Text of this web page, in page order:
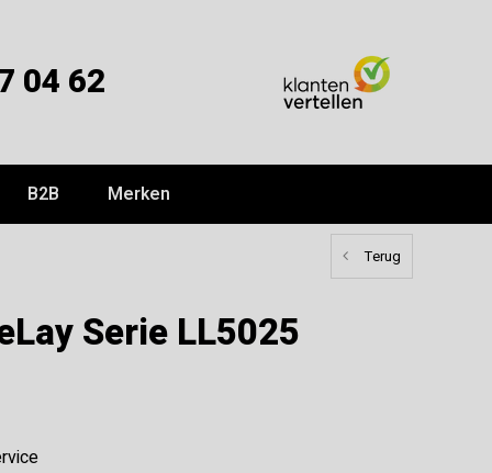
04 62
B2B Merken
Terug
Serie LL5025